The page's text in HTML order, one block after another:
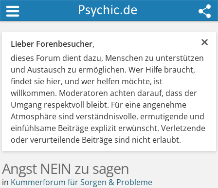
×
Lieber Forenbesucher,
dieses Forum dient dazu, Menschen zu unterstützen
und Austausch zu ermöglichen. Wer Hilfe braucht,
findet sie hier, und wer helfen möchte, ist
willkommen. Moderatoren achten darauf, dass der
Umgang respektvoll bleibt. Für eine angenehme
Atmosphäre sind verständnisvolle, ermutigende und
einfühlsame Beiträge explizit erwünscht. Verletzende
oder verurteilende Beiträge sind nicht erlaubt.
Angst NEIN zu sagen
in Kummerforum für Sorgen & Probleme